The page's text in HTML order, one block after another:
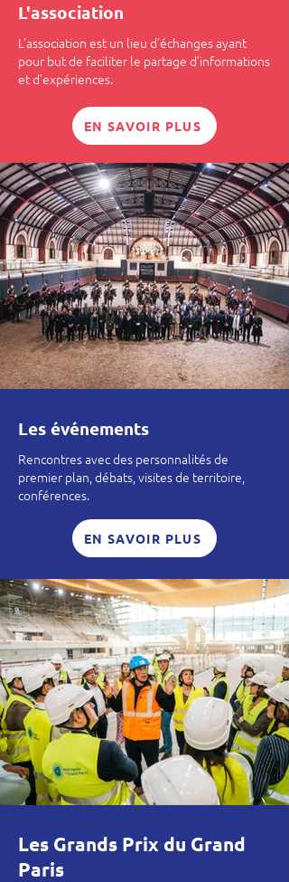
L'association
L’association est un lieu d’échanges ayant
pour but de faciliter le partage d’informations
et d’expériences.
EN SAVOIR PLUS
Les événements
Rencontres avec des personnalités de
premier plan, débats, visites de territoire,
conférences.
EN SAVOIR PLUS
Les Grands Prix du Grand
Paris